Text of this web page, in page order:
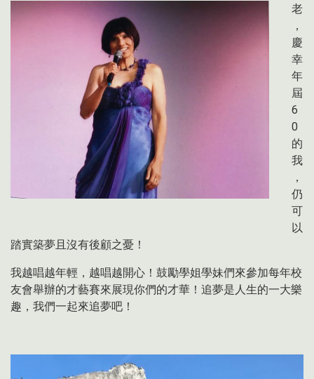
老
，
慶
幸
年
屆
6
0
的
我
，
仍
可
以
踏實築夢且沒有後顧之憂！
我越唱越年輕，越唱越開心！鼓勵學姐學妹們來參加每年校
友會舉辦的才藝賽來展現你們的才華！追夢是人生的一大樂
趣，我們一起來追夢吧！